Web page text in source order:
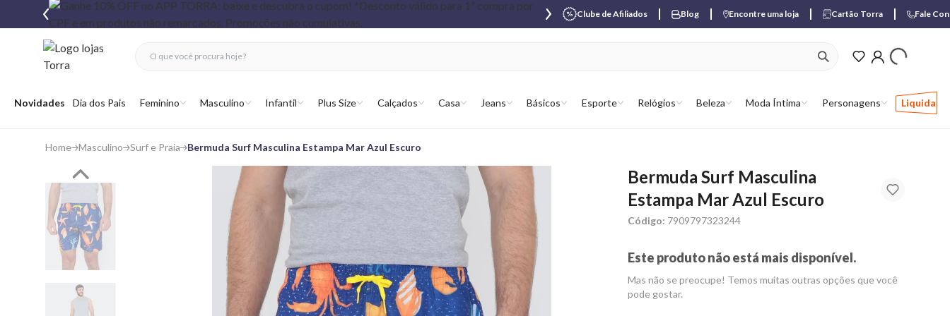
Clube de Afiliados Blog Encontre uma loja Cartão Torra Fale
Abrir menu
Novidades Dia dos Pais Feminino Masculino Infantil Plus Size Calçados Casa Jeans Básicos Esporte Relógios Beleza Moda Íntima Personagens Liquida
ver produtos
fechar menu
fechar menu
favoritos
Home Masculino Surf e Praia Bermuda Surf Masculina Estampa Mar Azul Escuro
Bermuda Surf Masculina
Estampa Mar Azul Escuro
Código: 7909797323244
Este produto não está mais disponível.
Mas não se preocupe! Temos muitas outras opções que você
pode gostar.